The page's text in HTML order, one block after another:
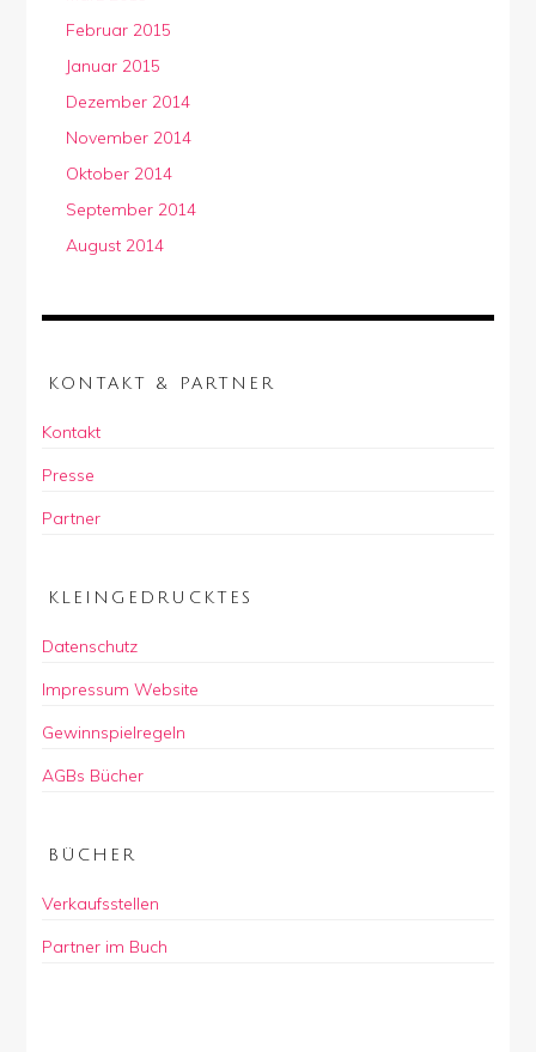
Februar 2015
Januar 2015
Dezember 2014
November 2014
Oktober 2014
September 2014
August 2014
KONTAKT & PARTNER
Kontakt
Presse
Partner
KLEINGEDRUCKTES
Datenschutz
Impressum Website
Gewinnspielregeln
AGBs Bücher
BÜCHER
Verkaufsstellen
Partner im Buch